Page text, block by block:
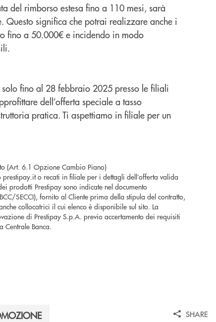
del rimborso estesa fino a 110 mesi, sarà
Questo significa che potrai realizzare anche i
fino a 50.000€ e incidendo in modo
fino al 28 febbraio 2025 presso le filiali
dell’offerta speciale a tasso
pratica. Ti aspettiamo in filiale per un
(Art. 6.1 Opzione Cambio Piano)
o recati in filiale per i dettagli dell’offerta valida
prodotti Prestipay sono indicate nel documento
SECCI), fornito al Cliente prima della stipula del contratto,
collocatrici il cui elenco è disponibile sul sito. La
di Prestipay S.p.A. previo accertamento dei requisiti
Centrale Banca.
SHARE